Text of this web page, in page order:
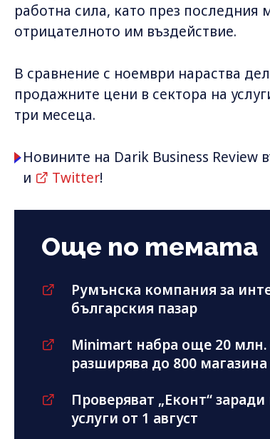
работна сила, като през
отрицателното им въздействие.
В сравнение с ноември нараства
продажните цени в сектора на
три месеца.
Новините на Darik Business Review
и
Twitter!
Още по темата
Румънска компания за
българския пазар
Minimart набра още 20
разширява до 800 магазина
Проверяват „Еконт“
услуги от 1 август